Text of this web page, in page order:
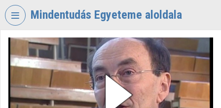
Skip header
Mindentudás Egyeteme aloldala
VIDEOTORIUM
MINDENTUDÁS
EGYETEME
Organization home